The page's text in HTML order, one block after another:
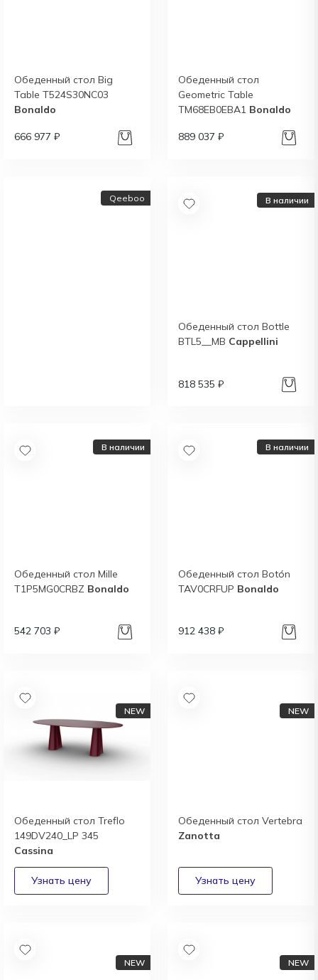
Обеденный стол Big
Table T524S30NC03
Bonaldo
666 977 ₽
Обеденный стол
Geometric Table
TM68EB0EBA1 Bonaldo
889 037 ₽
Qeeboo В наличии
Обеденный стол Bottle
BTL5__MB Cappellini
818 535 ₽
В наличии
Обеденный стол Mille
T1P5MG0CRBZ Bonaldo
542 703 ₽
В наличии
Обеденный стол Botón
TAV0CRFUP Bonaldo
912 438 ₽
Обеденный стол Treflo
149DV240_LP 345
Cassina
Обеденный стол Vertebra
Zanotta